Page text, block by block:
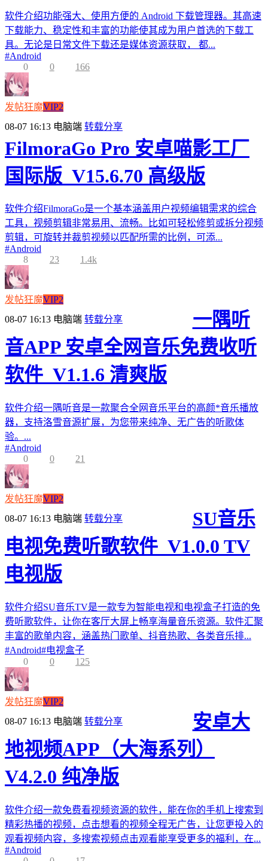
软件介绍功能强大、使用方便的 Android 下载管理器。其高速
下载能力、稳定性和丰富的功能使其成为用户首选的下载工
具。无论是日常文件下载还是媒体资源获取， 都...
#Android
0
0 166
发帖狂魔VIP2
08-07 16:13 电脑端 转载分享
FilmoraGo Pro 安卓喵影工厂
国际版_V15.6.70 高级版
软件介绍FilmoraGo是一个基本涵盖用户视频编辑需求的综合
工具，视频剪辑非常易用、流畅。比如可轻松修剪或拆分视频
剪辑，可旋转并裁剪视频以匹配所需的比例，可添...
#Android
8
23 1.4k
发帖狂魔VIP2
08-07 16:13 电脑端 转载分享
一隅听
音APP 安卓全网音乐免费收听
软件_V1.1.6 清爽版
软件介绍一隅听音是一款聚合全网音乐平台的高颜*音乐播放
器，支持洛雪音源扩展，为您带来纯净、无广告的听歌体
验。...
#Android
0
0 21
发帖狂魔VIP2
08-07 16:13 电脑端 转载分享
SU音乐
电视免费听歌软件_V1.0.0 TV
电视版
软件介绍SU音乐TV是一款专为智能电视和电视盒子打造的免
费听歌软件，让你在客厅大屏上畅享海量音乐资源。软件汇聚
丰富的歌单内容，涵盖热门歌单、抖音热歌、各类音乐排...
#Android#电视盒子
0
0 125
发帖狂魔VIP2
08-07 16:13 电脑端 转载分享
安卓大
地视频APP（大海系列）
V4.2.0 纯净版
软件介绍一款免费看视频资源的软件，能在你的手机上搜索到
精彩热播的视频，点击想看的视频全程无广告，让您更投入的
观看视频内容，多搜索视频点击观看能享受更多的福利，在...
#Android